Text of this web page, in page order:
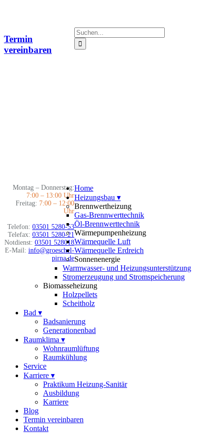
Termin
vereinbaren
Montag – Donnerstag:
7:00 – 13:00 Uhr
Freitag: 7:00 – 12:00
Uhr
Telefon: 03501 5280-53
Telefax: 03501 5280-21
Notdienst: 03501 528018
E-Mail: info@groeschel-
pirna.de
Suche
nach:
Home
Heizungsbau ▾
Brennwertheizung
Gas-Brennwerttechnik
Öl-Brennwerttechnik
Wärmepumpenheizung
Wärmequelle Luft
Wärmequelle Erdreich
Sonnenenergie
Warmwasser- und Heizungsunterstützung
Stromerzeugung und Stromspeicherung
Biomasseheizung
Holzpellets
Scheitholz
Bad ▾
Badsanierung
Generationenbad
Raumklima ▾
Wohnraumlüftung
Raumkühlung
Service
Karriere ▾
Praktikum Heizung-Sanitär
Ausbildung
Karriere
Blog
Termin vereinbaren
Kontakt